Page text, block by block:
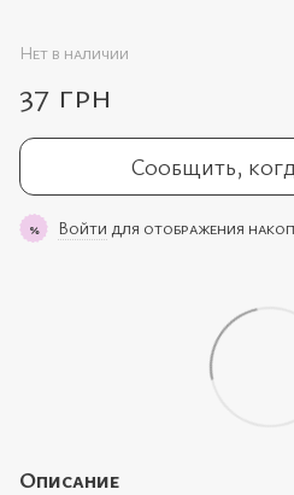
Нет в наличии
37 грн
Сообщить,
% Войти для отображения
Описание